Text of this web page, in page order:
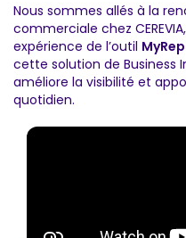
Nous sommes allés à la
commerciale chez
expérience de l’outil
cette solution de Business
améliore la visibilité et
quotidien.